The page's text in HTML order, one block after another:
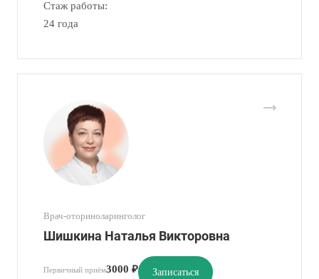
Стаж работы:
24 года
Врач-оториноларинголог
Шишкина Наталья Викторовна
Первичный приём3000 ₽ Записаться